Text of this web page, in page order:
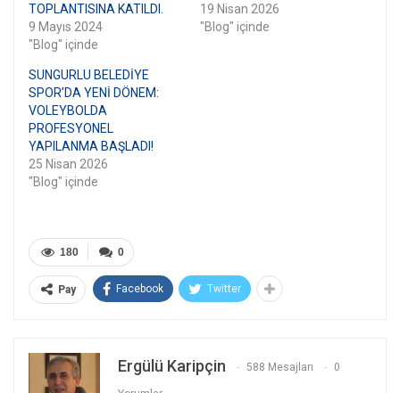
TOPLANTISINA KATILDI.
9 Mayıs 2024
"Blog" içinde
19 Nisan 2026
"Blog" içinde
SUNGURLU BELEDİYE
SPOR’DA YENİ DÖNEM:
VOLEYBOLDA
PROFESYONEL
YAPILANMA BAŞLADI!
25 Nisan 2026
"Blog" içinde
0
180
Pay Facebook Twitter
Ergülü Karipçin 588 Mesajları 0